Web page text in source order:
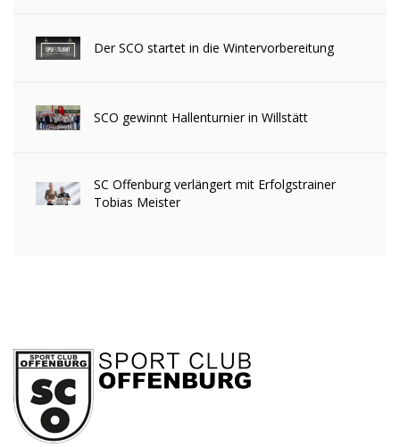
Der SCO startet in die Wintervorbereitung
SCO gewinnt Hallenturnier in Willstätt
SC Offenburg verlängert mit Erfolgstrainer
Tobias Meister